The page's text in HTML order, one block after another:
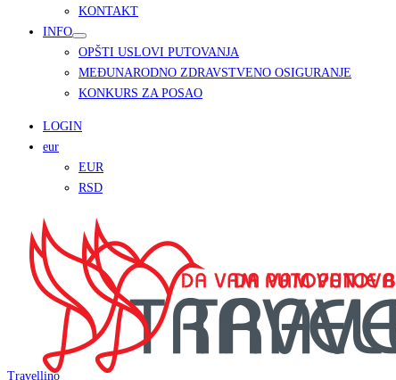
KONTAKT
INFO
OPŠTI USLOVI PUTOVANJA
MEĐUNARODNO ZDRAVSTVENO OSIGURANJE
KONKURS ZA POSAO
LOGIN
eur
EUR
RSD
Travellino